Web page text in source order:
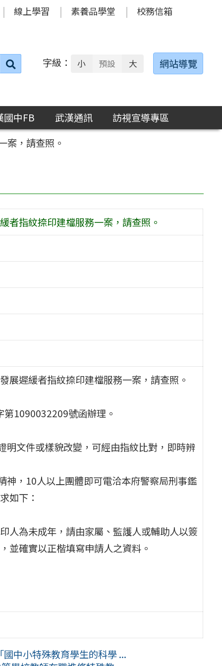
線上學習 素養品學堂 校務信箱
搜
字級： 小 預設 大 網站導覽
國中FB 武漢通訊
訪視宣導專區
案，請查照。
者指紋捺印建檔服務一案，請查照。
展遲緩者指紋捺印建檔服務一案，請查照。
1090032209號函辦理。
明文件或樣貌改變，可經由指紋比對，即時辨
神，10人以上團體即可電洽本府警察局刑事鑑
如下：
人為未成年，請由家屬、監護人或輔助人以簽
並確實以正楷填寫申請人之資料。
中小特殊教育學生的科學 ...